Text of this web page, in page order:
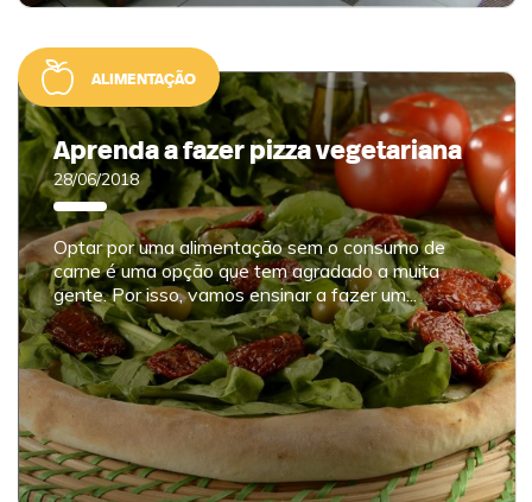
Aprenda a fazer pizza vegetariana
28/06/2018
Optar por uma alimentação sem o consumo de
carne é uma opção que tem agradado a muita
gente. Por isso, vamos ensinar a fazer um...
ALIMENTAÇÃO